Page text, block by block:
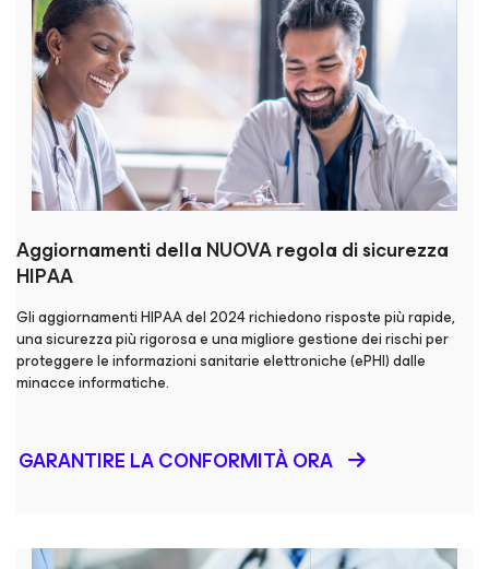
Aggiornamenti della NUOVA regola di sicurezza
HIPAA
Gli aggiornamenti HIPAA del 2024 richiedono risposte più rapide,
una sicurezza più rigorosa e una migliore gestione dei rischi per
proteggere le informazioni sanitarie elettroniche (ePHI) dalle
minacce informatiche.
GARANTIRE LA CONFORMITÀ ORA